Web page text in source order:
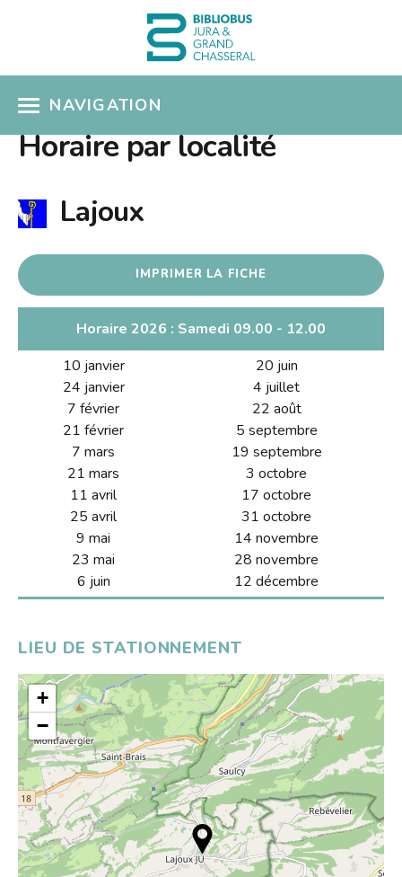
NAVIGATION
ACCÈS CATALOGUE
MON COMPTE
COLLECTIONS
Présentation
Nouveautés
Albums pour enfants
Jeux vidéo
Lire dans d'autres langues
Livres numériques
Lire autrement
Propositions d'achat
SÉLECTIONS THÉMATIQUES
EN PRATIQUE
S'inscrire
Emprunter
Prolonger
Réserver
Pour les classes
Dons de livres
HORAIRES
Le Bibliobus
Présentation
Actualités
Newsletter
Anecdotes
L'équipe
Rapports d'activités
Soutenir le Bibliobus
Emplois
Contact
Liens
L'association
Revue de presse
Radio
Bricolage
Souvenirs, souvenirs...
Ensemble !
Horaire par localité
Lajoux
IMPRIMER LA FICHE
Horaire 2026 : Samedi 09.00 - 12.00
10 janvier
24 janvier
7 février
21 février
7 mars
21 mars
11 avril
25 avril
9 mai
23 mai
6 juin
20 juin
4 juillet
22 août
5 septembre
19 septembre
3 octobre
17 octobre
31 octobre
14 novembre
28 novembre
12 décembre
LIEU DE STATIONNEMENT
+
−